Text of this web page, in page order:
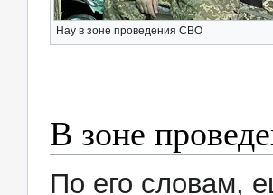
Нау в зоне проведения СВО
В зоне
По его словам,